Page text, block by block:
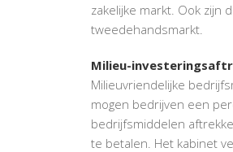
zakelijke markt. Ook zijn
tweedehandsmarkt.
Milieu-
Milieuvriendelijke
mogen bedrijven een
bedrijfsmiddelen
te betalen. Het kabinet